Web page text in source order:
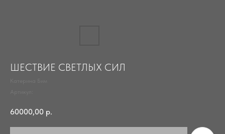
ШЕСТВИЕ СВЕТЛЫХ СИЛ
60000,00 р.